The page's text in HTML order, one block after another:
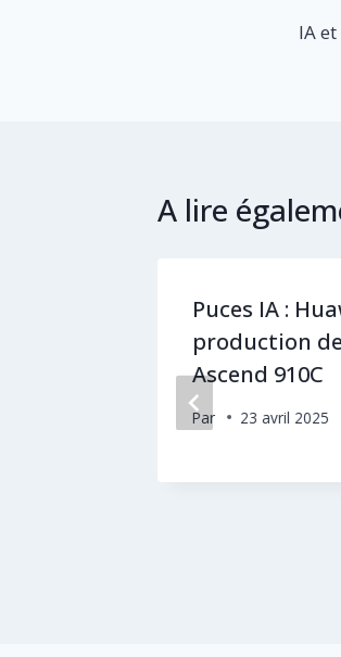
de
IA
A lire
Puces IA :
production
Ascend 910C
Par 23 avril 2025